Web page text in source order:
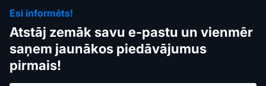
Esi informēts!
Atstāj zemāk savu e-pastu un vienmēr
saņem jaunākos piedāvājumus
pirmais!